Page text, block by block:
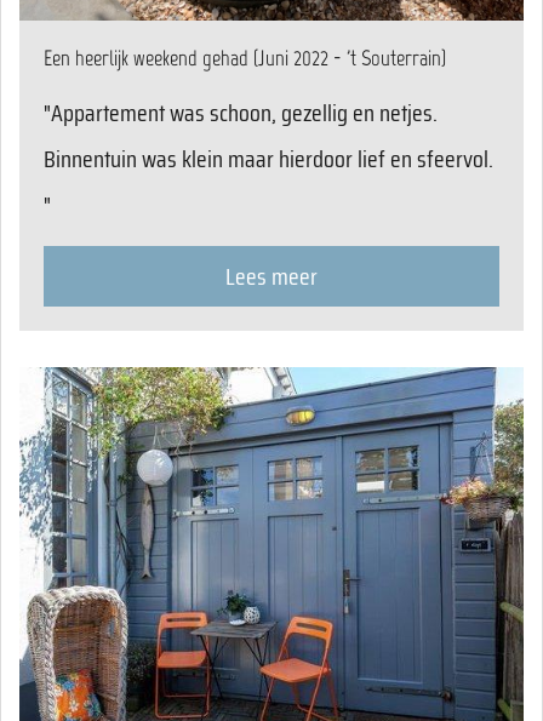
Een heerlijk weekend gehad (Juni 2022 - 't Souterrain)
"Appartement was schoon, gezellig en netjes.
Binnentuin was klein maar hierdoor lief en sfeervol.
"
Lees meer